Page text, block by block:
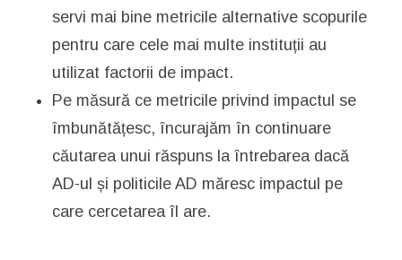
servi mai bine metricile alternative scopurile
pentru care cele mai multe instituții au
utilizat factorii de impact.
Pe măsură ce metricile privind impactul se
îmbunătățesc, încurajăm în continuare
căutarea unui răspuns la întrebarea dacă
AD-ul și politicile AD măresc impactul pe
care cercetarea îl are.